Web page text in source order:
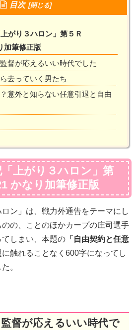
目次
がり３ハロン」第５Ｒ
加筆修正版
督が応えるいい時代でした
去っていく男たち
意外と知らない任意引退と自由
上がり３ハロン」第
かなり加筆修正版
ン」は、戦力外通告をテーマにし
の、ことのほかカープの庄司選手
しまい、本題の 「自由契約と任意
に触れることなく600字になってし
。